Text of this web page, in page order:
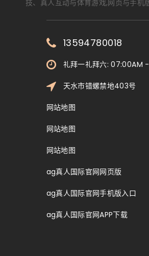
技、真人互动与体育游戏,网页与手机
13594780018
礼拜一礼拜六: 07:00AM
天水市错螺禁地403号
网站地图
网站地图
网站地图
ag真人国际官网网页版
ag真人国际官网手机版入口
ag真人国际官网APP下载